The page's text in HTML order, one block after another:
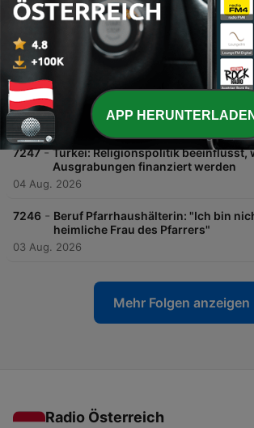
Estland und Ukraine:
Kirchen unter Druck – Regina Elsner
05 Aug. 2026
7248 -
Israel und Palästina: Wie
instrumentalisiert wird
04 Aug. 2026
7247 - Türkei: Religionspolitik beeinflusst,
Ausgrabungen finanziert werden
04 Aug. 2026
7246 - Beruf Pfarrhaushälterin: "Ich bin
heimliche Frau des Pfarrers"
03 Aug. 2026
Mehr Folgen anzeigen
Radio Österreich
APP HERUNTERLADEN